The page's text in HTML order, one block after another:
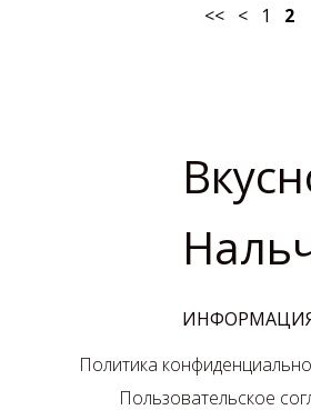
<< < 1 2
Политика
Пользовательское